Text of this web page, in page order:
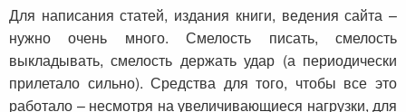
Для написания статей, издания книги, ведения сайта –
нужно очень много. Смелость писать, смелость
выкладывать, смелость держать удар (а периодически
прилетало сильно). Средства для того, чтобы все это
работало – несмотря на увеличивающиеся нагрузки, для